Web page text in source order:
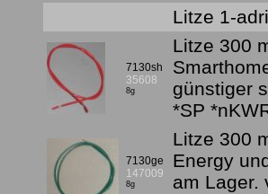
Litze 1-
7130sh
35608
8g
Litze 300
günstiger
*SP
7130ge
147009
8g
Litze 300
Energy
am Lager.